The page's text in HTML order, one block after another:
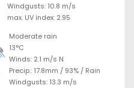
Windgusts: 10.8 m/s
max. UV index: 2.95
Moderate rain
13°C
Winds: 2.1 m/s N
Precip.: 17.8mm / 93% / Rain
Windgusts: 13.3 m/s